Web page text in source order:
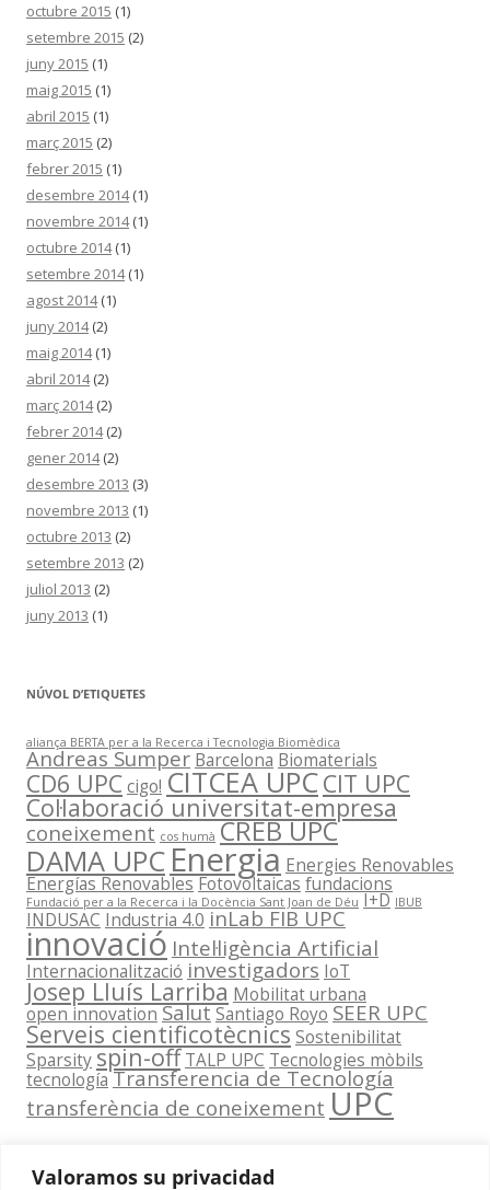
Valoramos su privacidad
octubre 2015 (1)
setembre 2015 (2)
juny 2015 (1)
maig 2015 (1)
abril 2015 (1)
març 2015 (2)
febrer 2015 (1)
desembre 2014(1)
novembre 2014(1)
octubre 2014(1)
setembre 2014(1)
agost 2014(1)
juny 2014(2)
maig 2014(1)
abril 2014(2)
març 2014(2)
febrer 2014(2)
gener 2014(2)
desembre 2013 (3)
novembre 2013 (1)
octubre 2013 (2)
setembre 2013 (2)
juliol 2013 (2)
juny 2013 (1)
NÚVOL D’ETIQUETES
aliança BERTA per a la Recerca i Tecnologia Biomèdica
Andreas Sumper Barcelona Biomaterials
CD6 UPCcigo! CITCEA UPCCIT UPC
Col·laboració universitat-empresa
coneixement cos humà CREB UPC
DAMA UPC Energia Energies Renovables
Energías RenovablesFotovoltaicas fundacions
Fundació per a la Recerca i la Docència Sant Joan de Déu I+D IBUB
INDUSAC Industria 4.0 inLab FIB UPC
innovació Intel·ligència Artificial
Internacionalització investigadors IoT
Josep Lluís Larriba Mobilitat urbana
open innovation SalutSantiago Royo SEER UPC
Serveis cientificotècnics Sostenibilitat
Sparsityspin-off TALP UPC Tecnologies mòbils
tecnología Transferencia de Tecnología
transferència de coneixement UPC